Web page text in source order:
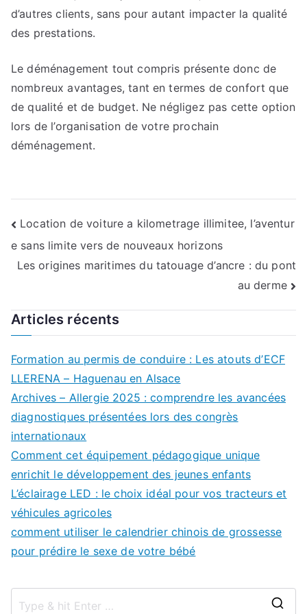
d’autres clients, sans pour autant impacter la qualité
des prestations.
Le déménagement tout compris présente donc de
nombreux avantages, tant en termes de confort que
de qualité et de budget. Ne négligez pas cette option
lors de l’organisation de votre prochain
déménagement.
Navigation
de
Location de voiture a kilometrage illimitee, l’aventur
e sans limite vers de nouveaux horizons
Les origines maritimes du tatouage d’ancre : du pont
au derme
Articles récents
Formation au permis de conduire : Les atouts d’ECF
LLERENA – Haguenau en Alsace
Archives – Allergie 2025 : comprendre les avancées
diagnostiques présentées lors des congrès
internationaux
Comment cet équipement pédagogique unique
enrichit le développement des jeunes enfants
L’éclairage LED : le choix idéal pour vos tracteurs et
véhicules agricoles
comment utiliser le calendrier chinois de grossesse
pour prédire le sexe de votre bébé